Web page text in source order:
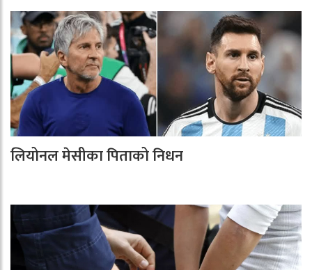
लियोनल मेसीका पिताको निधन